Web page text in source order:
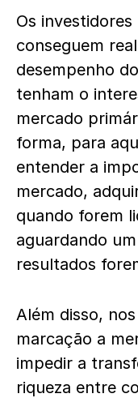
Os
conseguem
desempenho
tenham o
mercado
forma, para
entender a
mercado,
quando forem
aguardando
resultados
Além disso,
marcação a
impedir a
riqueza entre